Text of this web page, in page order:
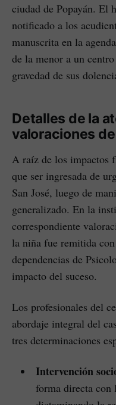
ciudad de Popayán. El
notificado a los
manuscrita en la
de la menor a un
gravedad de sus
Detalles de la
valoraciones
A raíz de los impactos
que ser ingresada de
San José, luego de
generalizado. En la
correspondiente
la niña fue remitida
dependencias de
impacto del suceso.
Los profesionales del
abordaje integral del
tres determinaciones
Intervención
forma directa con